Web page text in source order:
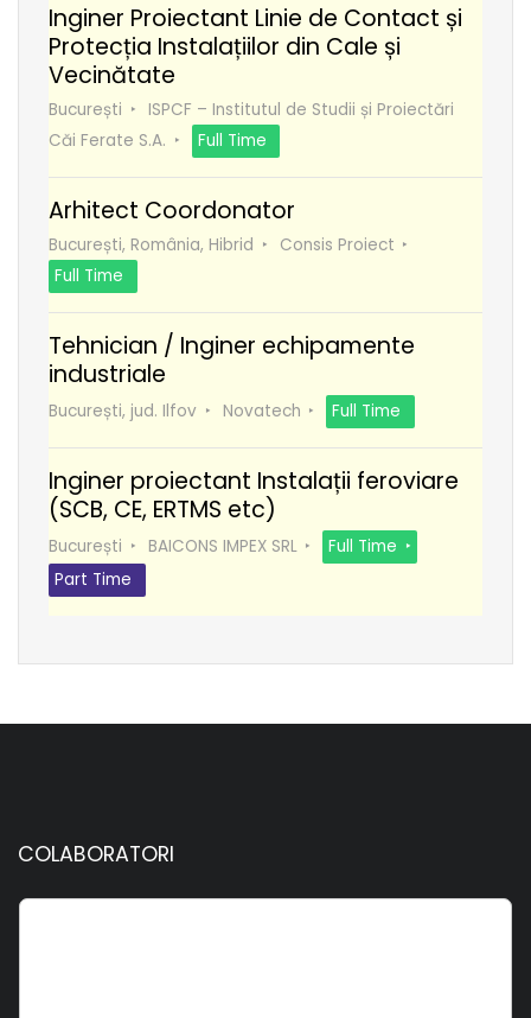
Inginer Proiectant Linie de Contact și
Protecția Instalațiilor din Cale și
Vecinătate
București
ISPCF – Institutul de Studii și Proiectări
Căi Ferate S.A.
Full Time
Arhitect Coordonator
București, România, Hibrid
Consis Proiect
Full Time
Tehnician / Inginer echipamente
industriale
București, jud. Ilfov Novatech Full Time
Inginer proiectant Instalații feroviare
(SCB, CE, ERTMS etc)
București BAICONS IMPEX SRL
Full Time
Part Time
COLABORATORI